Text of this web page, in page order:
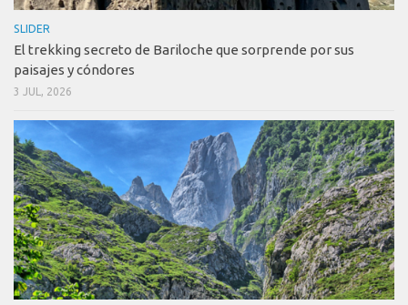
SLIDER
El trekking secreto de Bariloche que sorprende por sus
paisajes y cóndores
3 JUL, 2026